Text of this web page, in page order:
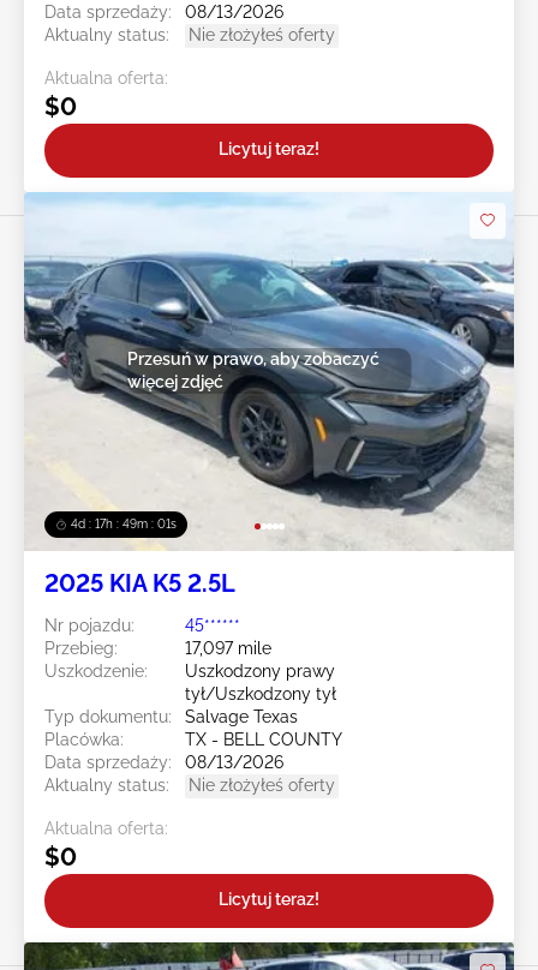
Data sprzedaży:
08/13/2026
Aktualny status:
Nie złożyłeś oferty
Aktualna oferta:
$0
Licytuj teraz!
4d : 17h : 48m : 58s
Przesuń w prawo, aby zobaczyć
więcej zdjęć
2025 KIA K5 2.5L
Nr pojazdu:
45******
Przebieg:
17,097 mile
Uszkodzenie:
Uszkodzony prawy
tył/Uszkodzony tył
Typ dokumentu:
Salvage Texas
Placówka:
TX - BELL COUNTY
Data sprzedaży:
08/13/2026
Aktualny status:
Nie złożyłeś oferty
Aktualna oferta:
$0
Licytuj teraz!